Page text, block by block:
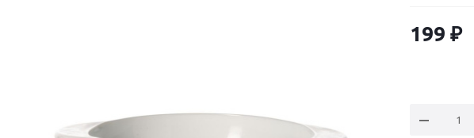
199 ₽